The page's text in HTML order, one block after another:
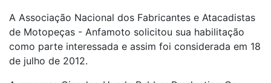
A Associação Nacional dos Fabricantes e Atacadistas
de Motopeças - Anfamoto solicitou sua habilitação
como parte interessada e assim foi considerada em 18
de julho de 2012.